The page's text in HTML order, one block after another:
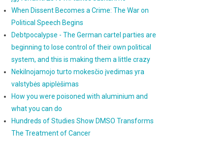
When Dissent Becomes a Crime: The War on
Political Speech Begins
Debtpocalypse - The German cartel parties are
beginning to lose control of their own political
system, and this is making them a little crazy
Nekilnojamojo turto mokesčio įvedimas yra
valstybės apiplėšimas
How you were poisoned with aluminium and
what you can do
Hundreds of Studies Show DMSO Transforms
The Treatment of Cancer